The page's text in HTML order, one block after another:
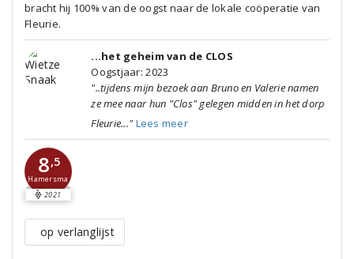
bracht hij 100% van de oogst naar de lokale coöperatie van
Fleurie.
...het geheim van de CLOS
Oogstjaar: 2023
"..tijdens mijn bezoek aan Bruno en Valerie namen
ze mee naar hun "Clos" gelegen midden in het dorp
Fleurie..." Lees meer
8,5
Hamersma
2021
op verlanglijst